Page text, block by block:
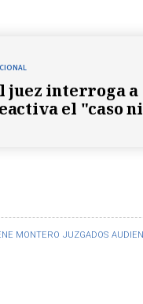
MONTERO JUZGADOS
juez interroga
el "caso